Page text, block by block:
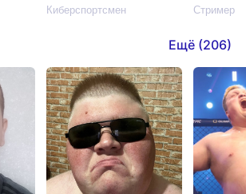
Киберспортсмен Стример
Ещё (206)